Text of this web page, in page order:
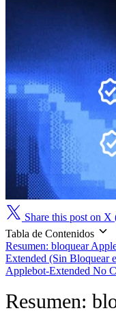
Share this post on
Tabla de Contenidos
Resumen: bloquear
Extended (Sin Bloquear
Applebot-Extended No
Resumen: